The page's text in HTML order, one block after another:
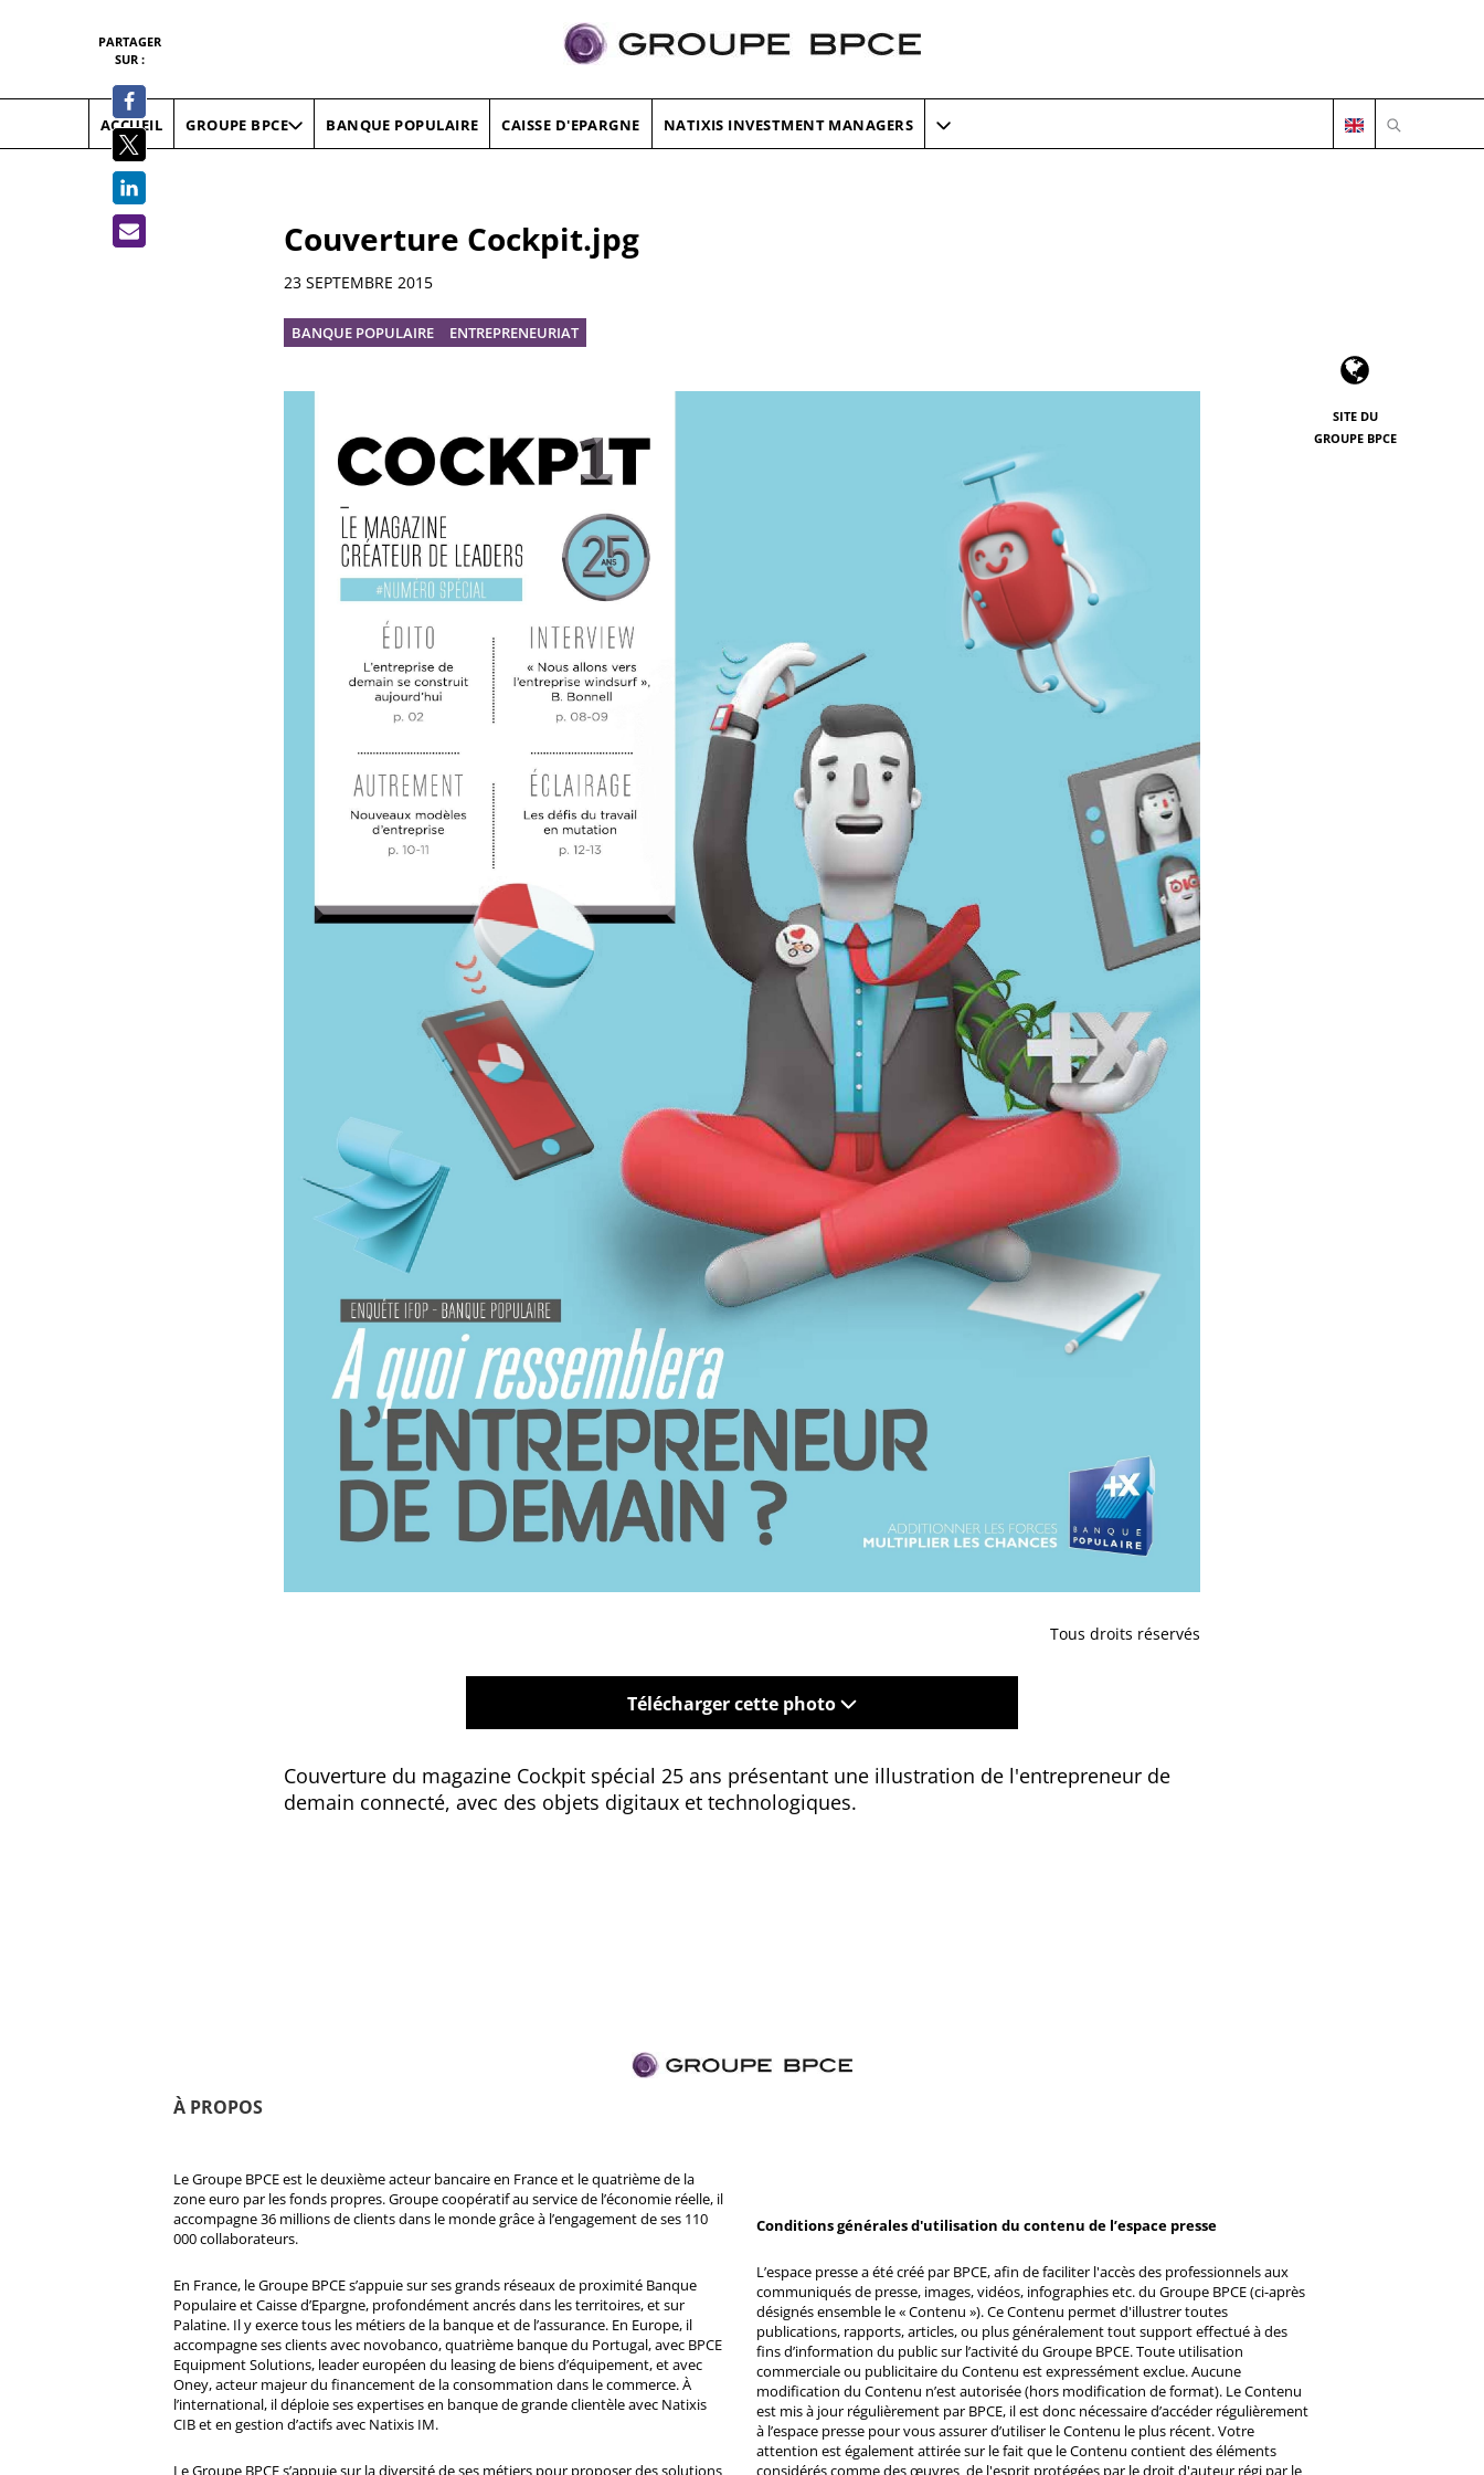
ACCUEIL GROUPE BPCE BANQUE POPULAIRE CAISSE D'EPARGNE NATIXIS INVESTMENT MANAGERS OUVRIR LA
Couverture Cockpit.jpg
Informations
23 SEPTEMBRE 2015
BANQUE POPULAIRE ENTREPRENEURIAT
PARTAGER
SUR :
SITE DU
GROUPE BPCE
Tous droits réservés
Télécharger cette photo
Couverture du magazine Cockpit spécial 25 ans présentant une illustration de l'entrepreneur de
demain connecté, avec des objets digitaux et technologiques.
À PROPOS
Le Groupe BPCE est le deuxième acteur bancaire en France et le quatrième de la
zone euro par les fonds propres. Groupe coopératif au service de l’économie réelle, il
accompagne 36 millions de clients dans le monde grâce à l’engagement de ses 110
000 collaborateurs.
En France, le Groupe BPCE s’appuie sur ses grands réseaux de proximité Banque
Populaire et Caisse d’Epargne, profondément ancrés dans les territoires, et sur
Palatine. Il y exerce tous les métiers de la banque et de l’assurance. En Europe, il
accompagne ses clients avec novobanco, quatrième banque du Portugal, avec BPCE
Equipment Solutions, leader européen du leasing de biens d’équipement, et avec
Oney, acteur majeur du financement de la consommation dans le commerce. À
l’international, il déploie ses expertises en banque de grande clientèle avec Natixis
CIB et en gestion d’actifs avec Natixis IM.
Le Groupe BPCE s’appuie sur la diversité de ses métiers pour proposer des solutions
Conditions générales d'utilisation du contenu de l’espace presse
L’espace presse a été créé par BPCE, afin de faciliter l'accès des professionnels aux
communiqués de presse, images, vidéos, infographies etc. du Groupe BPCE (ci-après
désignés ensemble le « Contenu »). Ce Contenu permet d'illustrer toutes
publications, rapports, articles, ou plus généralement tout support effectué à des
fins d’information du public sur l’activité du Groupe BPCE. Toute utilisation
commerciale ou publicitaire du Contenu est expressément exclue. Aucune
modification du Contenu n’est autorisée (hors modification de format). Le Contenu
est mis à jour régulièrement par BPCE, il est donc nécessaire d’accéder régulièrement
à l’espace presse pour vous assurer d’utiliser le Contenu le plus récent. Votre
attention est également attirée sur le fait que le Contenu contient des éléments
considérés comme des œuvres de l'esprit protégées par le droit d'auteur régi par le